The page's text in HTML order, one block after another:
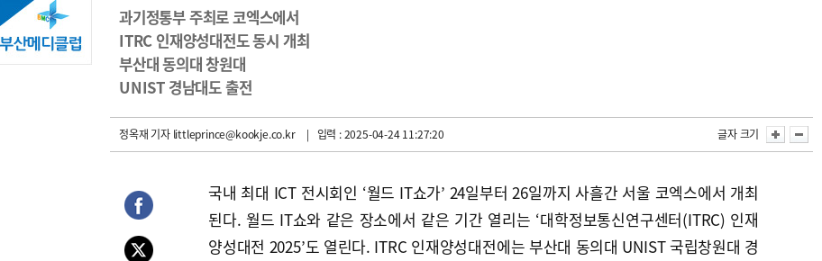
과기정통부 주최로 코엑스에서
ITRC 인재양성대전도 동시 개최
부산대 동의대 창원대
UNIST 경남대도 출전
정옥재 기자littleprince@kookje.co.kr | 입력 : 2025-04-24 11:27:20 글자 크기
국내 최대 ICT 전시회인 ‘월드 IT쇼가’ 24일부터 26일까지 사흘간 서울 코엑스에서 개최
된다. 월드 IT쇼와 같은 장소에서 같은 기간 열리는 ‘대학정보통신연구센터(ITRC) 인재
양성대전 2025’도 열린다. ITRC 인재양성대전에는 부산대 동의대 UNIST 국립창원대 경